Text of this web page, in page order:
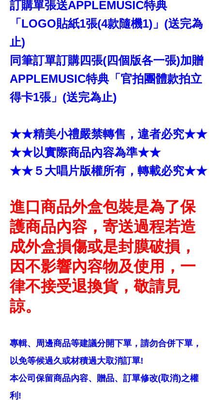
訂購單張送APPLEMUSIC特典
「LOGO貼紙1張(4款隨機1)」(送完為
止)
同筆訂單訂購四張(四個版各一張)加贈
APPLEMUSIC特典「官拍團體款拍立
得卡1張」(送完為止)
★★精美小禮嚴禁轉售，違者必究★★
★★以實際商品內容為準★★
★★５大唱片版權所有，轉載必究★★
進口商品外盒包裝是為了保
護商品內容，寄送過程若造
成外盒損傷或是封膜破損，
因不影響內容物及使用，一
律不接受退換貨，敬請見
諒。
專輯、周邊商品等建議分開下單，請勿合併下單，
以免等候過久或材積過大取消訂單!
本公司保留商品內容、贈品、訂單修改(取消)之權
利!